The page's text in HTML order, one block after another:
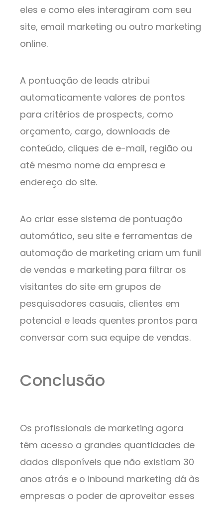
eles e como eles interagiram com seu
site, email marketing ou outro marketing
online.
A pontuação de leads atribui
automaticamente valores de pontos
para critérios de prospects, como
orçamento, cargo, downloads de
conteúdo, cliques de e-mail, região ou
até mesmo nome da empresa e
endereço do site.
Ao criar esse sistema de pontuação
automático, seu site e ferramentas de
automação de marketing criam um funil
de vendas e marketing para filtrar os
visitantes do site em grupos de
pesquisadores casuais, clientes em
potencial e leads quentes prontos para
conversar com sua equipe de vendas.
Conclusão
Os profissionais de marketing agora
têm acesso a grandes quantidades de
dados disponíveis que não existiam 30
anos atrás e o inbound marketing dá às
empresas o poder de aproveitar esses